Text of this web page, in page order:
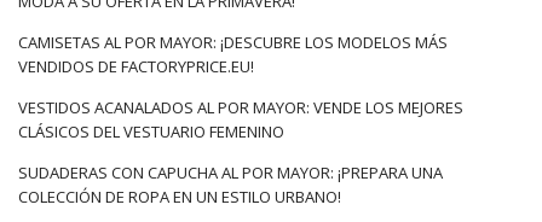
CAMISETAS AL POR MAYOR: ¡DESCUBRE LOS MODELOS MÁS
VENDIDOS DE FACTORYPRICE.EU!
VESTIDOS ACANALADOS AL POR MAYOR: VENDE LOS MEJORES
CLÁSICOS DEL VESTUARIO FEMENINO
SUDADERAS CON CAPUCHA AL POR MAYOR: ¡PREPARA UNA
COLECCIÓN DE ROPA EN UN ESTILO URBANO!